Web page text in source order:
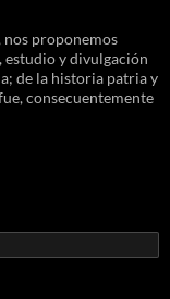
nos proponemos
estudio y divulgación
de la historia patria y
consecuentemente